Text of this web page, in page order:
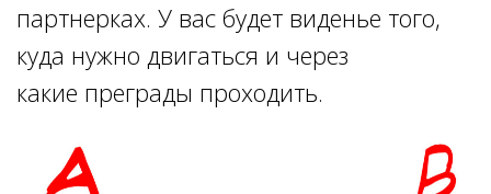
партнерках. У вас будет виденье того,
куда нужно двигаться и через
какие преграды проходить.